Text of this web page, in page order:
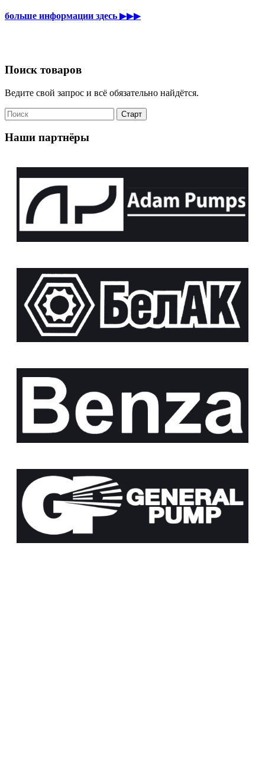
больше информации здесь ▶▶▶
Поиск товаров
Ведите свой запрос и всё обязательно найдётся.
Наши партнёры